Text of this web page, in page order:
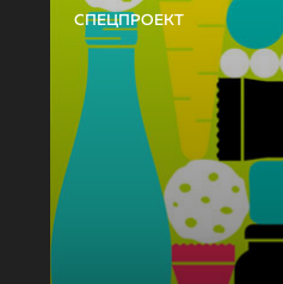
СПЕЦПРОЕКТ